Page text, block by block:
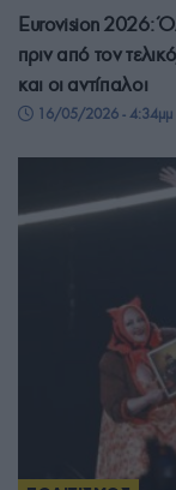
Eurovision 2026:
πριν από τον
και οι αντίπαλοι
16/05/2026 - 4:34μμ